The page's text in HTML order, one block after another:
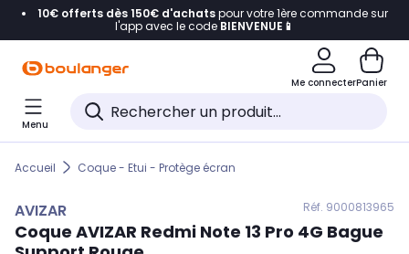
Accéder directement à la navigation
Accéder directement au pied de page
Accéder directement au chatbot
10€ offerts dès 150€ d'achatspour votre 1ère commande sur
l'app avec le code BIENVENUE📱
Me connecterPanier
Menu
Accueil Coque - Etui - Protège écran
AVIZAR Réf. 9000813965
Coque AVIZAR Redmi Note 13 Pro 4G Bague